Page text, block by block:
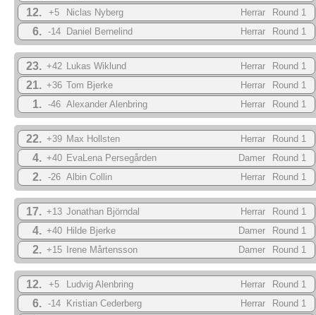
12. +5 Niclas Nyberg Round 1
Herrar
6. -14 Daniel Bernelind Round 1
Herrar
23. +42 Lukas Wiklund Round 1
Herrar
21. +36 Tom Bjerke Round 1
Herrar
1. -46 Alexander Alenbring Round 1
Herrar
22. +39 Max Hollsten Round 1
Herrar
4. +40 EvaLena Persegården Round 1
Damer
2. -26 Albin Collin Round 1
Herrar
17. +13 Jonathan Björndal Round 1
Herrar
4. +40 Hilde Bjerke Round 1
Damer
2. +15 Irene Mårtensson Round 1
Damer
12. +5 Ludvig Alenbring Round 1
Herrar
6. -14 Kristian Cederberg Round 1
Herrar